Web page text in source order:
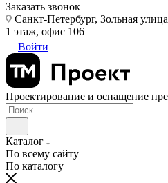
Заказать звонок
Санкт-Петербург, Зольная
1 этаж, офис 106
Войти
Проектирование и оснащение
Каталог
По всему сайту
По каталогу